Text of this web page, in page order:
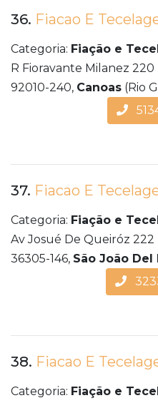
36. Fiacao E
Categoria: Fiação e
R Fioravante Milanez 220
92010-240, Canoas (Rio
37. Fiacao E
Categoria: Fiação e
Av Josué De Queiróz 222
36305-146, São João Del
38. Fiacao E
Categoria: Fiação e